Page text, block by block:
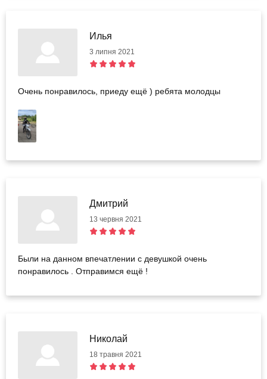
Илья
3 липня 2021
Очень понравилось, приеду ещё ) ребята молодцы
Дмитрий
13 червня 2021
Были на данном впечатлении с девушкой очень
понравилось . Отправимся ещё !
Николай
18 травня 2021